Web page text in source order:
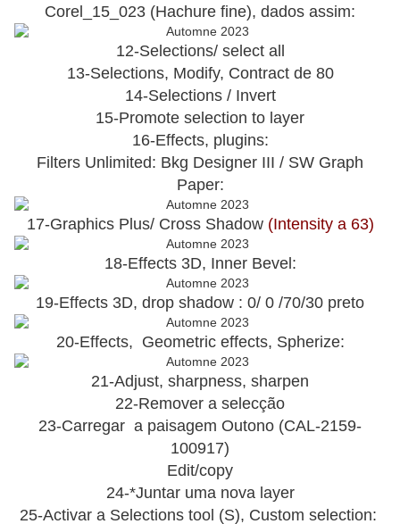
Corel_15_023 (Hachure fine), dados assim:
12-Selections/ select all
13-Selections, Modify, Contract de 80
14-Selections / Invert
15-Promote selection to layer
16-Effects, plugins:
Filters Unlimited: Bkg Designer III / SW Graph
Paper:
17-Graphics Plus/ Cross Shadow (Intensity a 63)
18-Effects 3D, Inner Bevel:
19-Effects 3D, drop shadow : 0/ 0 /70/30 preto
20-Effects, Geometric effects, Spherize:
21-Adjust, sharpness, sharpen
22-Remover a selecção
23-Carregar a paisagem Outono (CAL-2159-
100917)
Edit/copy
24-*Juntar uma nova layer
25-Activar a Selections tool (S), Custom selection: